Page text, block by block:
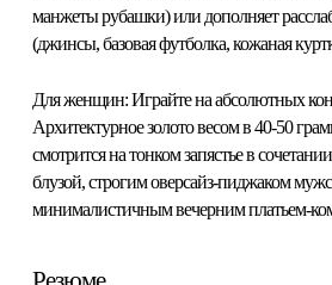
манжеты рубашки) или дополняет
(джинсы, базовая футболка, кожаная
Для женщин:Играйте на абсолютных
Архитектурное золото весом в 40-50
смотрится на тонком запястье в
блузой, строгим оверсайз-пиджаком
минималистичным вечерним платьем-